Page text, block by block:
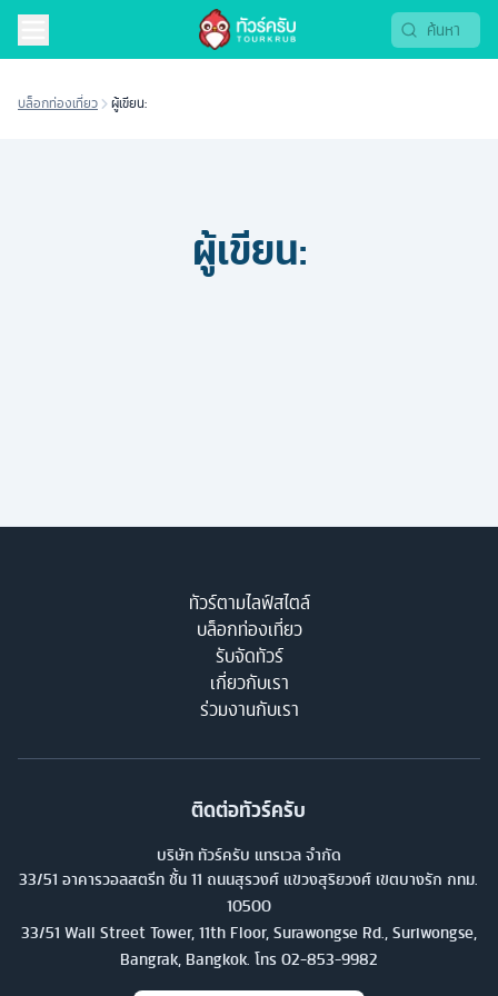
บล็อกท่องเที่ยว ผู้เขียน:
ผู้เขียน:
ทัวร์ตามไลฟ์สไตล์
บล็อกท่องเที่ยว
รับจัดทัวร์
เกี่ยวกับเรา
ร่วมงานกับเรา
ติดต่อทัวร์ครับ
บริษัท ทัวร์ครับ แทรเวล จำกัด
33/51 อาคารวอลสตรีท ชั้น 11 ถนนสุรวงศ์ แขวงสุริยวงศ์ เขตบางรัก กทม.
10500
33/51 Wall Street Tower, 11th Floor, Surawongse Rd., Suriwongse,
Bangrak, Bangkok. โทร 02-853-9982